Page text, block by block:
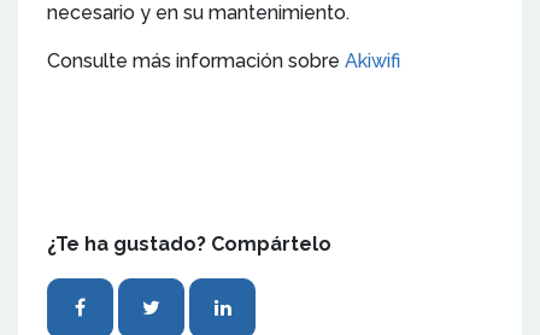
necesario y en su mantenimiento.
Consulte más información sobre Akiwifi
¿Te ha gustado? Compártelo